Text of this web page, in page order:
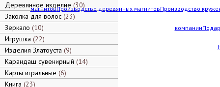
магнитовПроизводство деревянных магнитовПроизводство
компании
Деревянное изделие 30
Заколка для волос 23
Зеркало 10
Игрушка 22
Изделия Златоуста 9
Карандаш сувенирный 14
Карты игральные 6
Книга 23